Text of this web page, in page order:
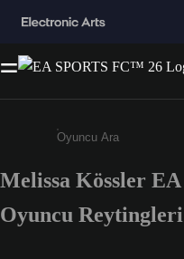
Enter a
Melissa Kössler
Oyuncu Reytingleri